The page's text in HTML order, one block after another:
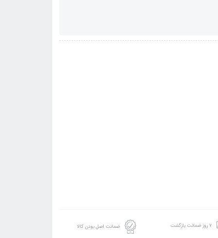
۷ روز ضمانت بازگشت ضمانت اصل بودن کالا